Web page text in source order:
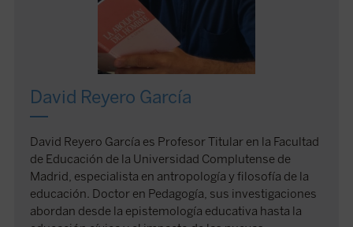
David Reyero García
David Reyero García es Profesor Titular en la Facultad
de Educación de la Universidad Complutense de
Madrid, especialista en antropología y filosofía de la
educación. Doctor en Pedagogía, sus investigaciones
abordan desde la epistemología educativa hasta la